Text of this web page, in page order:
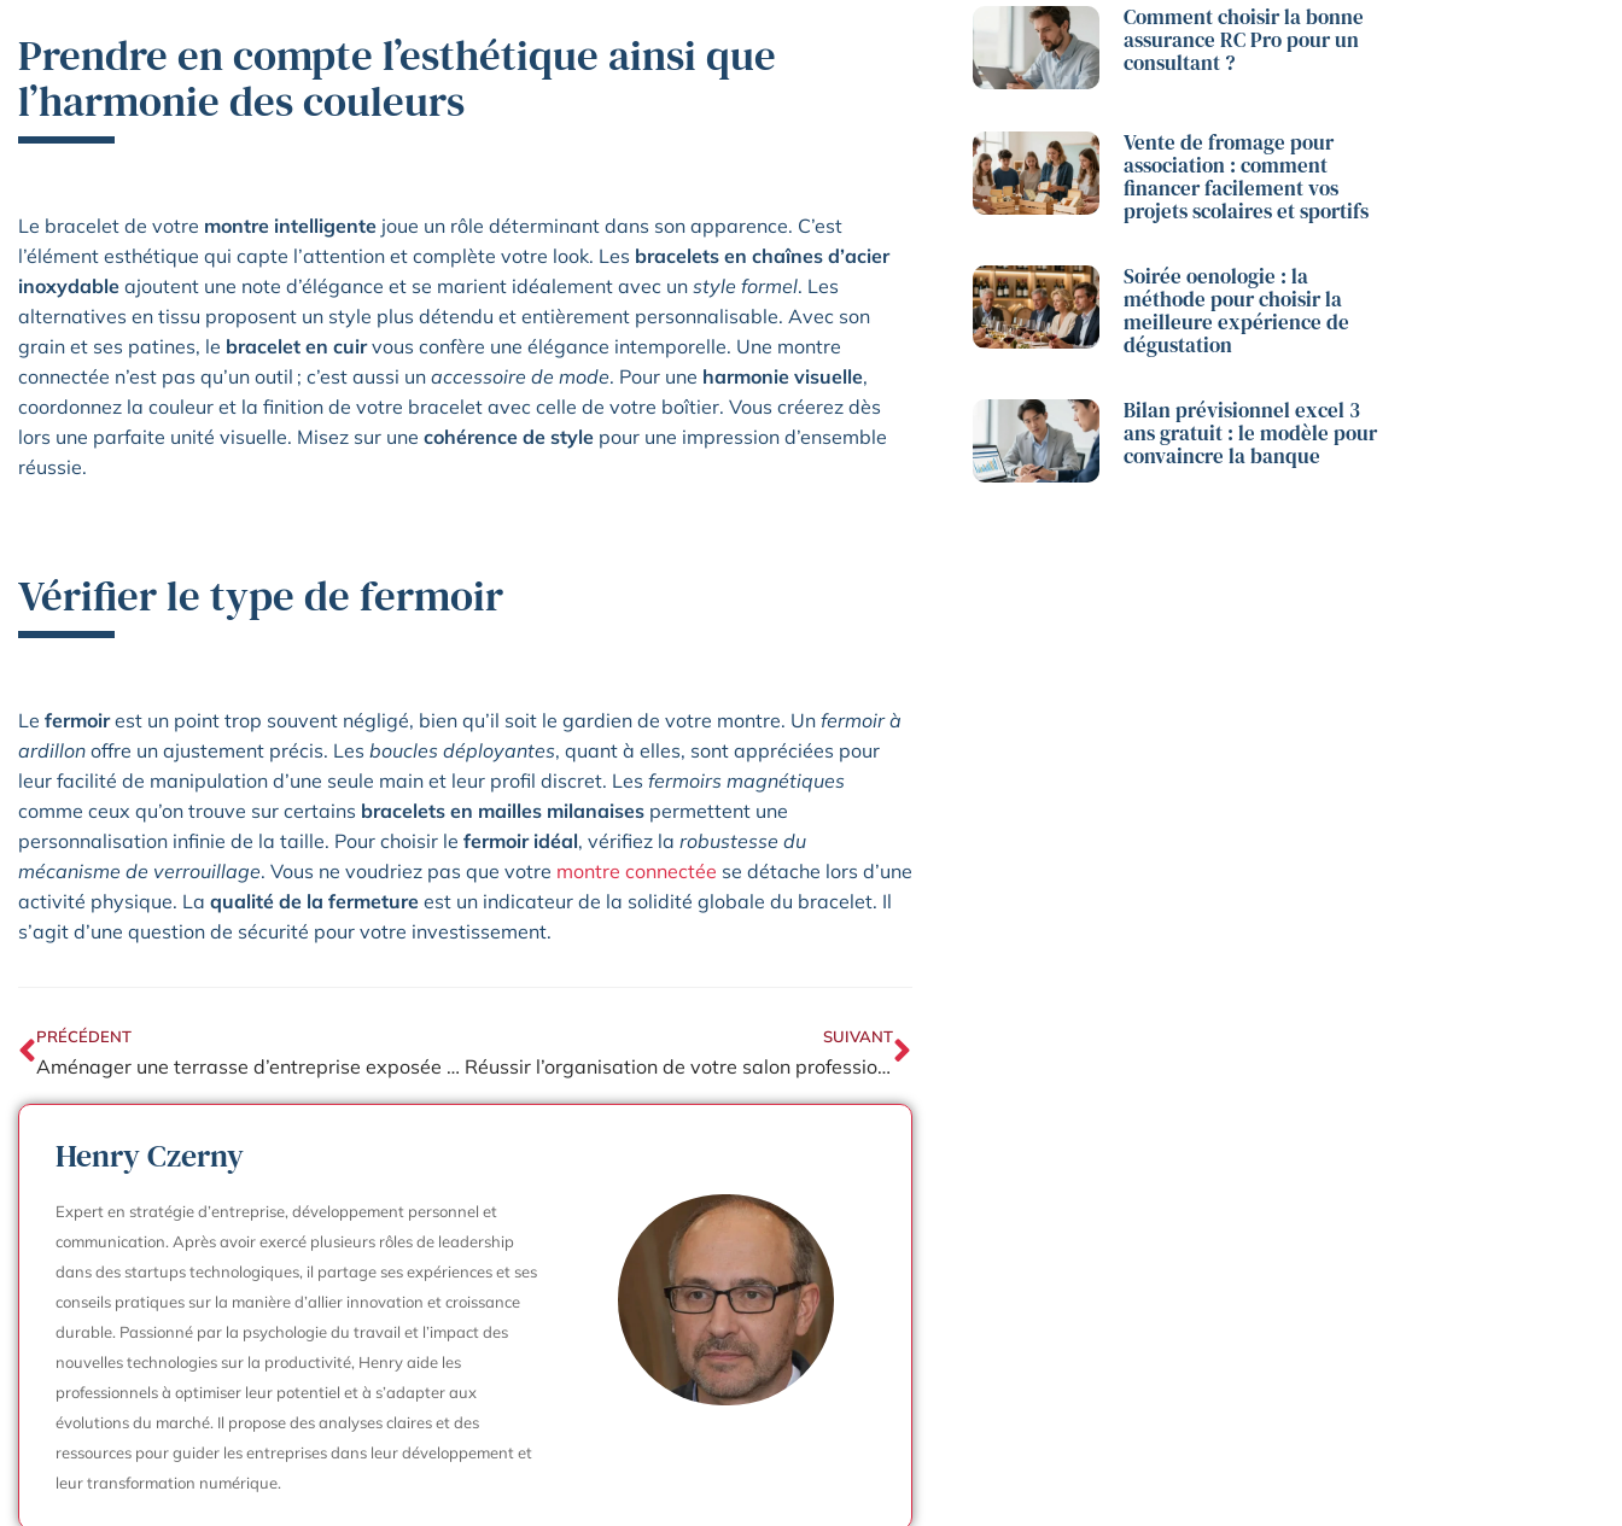
Prendre en compte l’esthétique ainsi que
l’harmonie des couleurs
Le bracelet de votre montre intelligente joue un rôle déterminant dans son apparence. C’est
l’élément esthétique qui capte l’attention et complète votre look. Les bracelets en chaînes d’acier
inoxydable ajoutent une note d’élégance et se marient idéalement avec un style formel. Les
alternatives en tissu proposent un style plus détendu et entièrement personnalisable. Avec son
grain et ses patines, le bracelet en cuirvous confère une élégance intemporelle. Une montre
connectée n’est pas qu’un outil ; c’est aussi un accessoire de mode. Pour une harmonie visuelle,
coordonnez la couleur et la finition de votre bracelet avec celle de votre boîtier. Vous créerez dès
lors une parfaite unité visuelle. Misez sur une cohérence de style pour une impression d’ensemble
réussie.
Vérifier le type de fermoir
Le fermoirest un point trop souvent négligé, bien qu’il soit le gardien de votre montre. Un fermoir à
ardillon offre un ajustement précis. Les boucles déployantes, quant à elles, sont appréciées pour
leur facilité de manipulation d’une seule main et leur profil discret. Les fermoirs magnétiques
comme ceux qu’on trouve sur certains bracelets en mailles milanaises permettent une
personnalisation infinie de la taille. Pour choisir le fermoir idéal, vérifiez la robustesse du
mécanisme de verrouillage. Vous ne voudriez pas que votre montre connectée se détache lors d’une
activité physique. La qualité de la fermeture est un indicateur de la solidité globale du bracelet. Il
s’agit d’une question de sécurité pour votre investissement.
PRÉCÉDENT
Aménager une terrasse d’entreprise exposée au vent pour un espace convivial et protégé
SUIVANT
Réussir l’organisation de votre salon professionnel
Henry Czerny
Expert en stratégie d’entreprise, développement personnel et
communication. Après avoir exercé plusieurs rôles de leadership
dans des startups technologiques, il partage ses expériences et ses
conseils pratiques sur la manière d’allier innovation et croissance
durable. Passionné par la psychologie du travail et l’impact des
nouvelles technologies sur la productivité, Henry aide les
professionnels à optimiser leur potentiel et à s’adapter aux
évolutions du marché. Il propose des analyses claires et des
ressources pour guider les entreprises dans leur développement et
leur transformation numérique.
Comment choisir la bonne
assurance RC Pro pour un
consultant ?
Vente de fromage pour
association : comment
financer facilement vos
projets scolaires et sportifs
Soirée oenologie : la
méthode pour choisir la
meilleure expérience de
dégustation
Bilan prévisionnel excel 3
ans gratuit : le modèle pour
convaincre la banque